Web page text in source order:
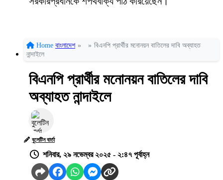
Home বাংলাদেশ » » বিএনপি প্রার্থীর মনোনয়ন বাতিলের দাবি অব্যাহত
নান্দাইলে
বিএনপি প্রার্থীর মনোনয়ন বাতিলের দাবি
অব্যাহত নান্দাইলে
বুলেটিন বার্তা
শনিবার, ২৯ নভেম্বর ২০২৫ - ২:৪৭ পূর্বাহ্ন